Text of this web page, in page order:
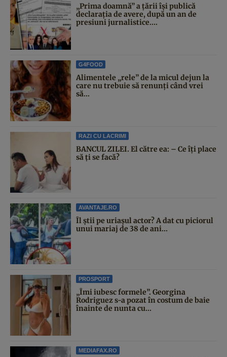
„Prima doamnă” a țării își publică
declarația de avere, după un an de
presiuni jurnalistice....
G4FOOD
Alimentele „rele” de la micul dejun la
care nu trebuie să renunți când vrei
să...
RAZI CU LACRIMI
BANCUL ZILEI. El către ea: – Ce îți place
să ți se facă?
AVANTAJE.RO
Îl știi pe uriașul actor? A dat cu piciorul
unui mariaj de 38 de ani...
PROSPORT
„Îmi iubesc formele”. Georgina
Rodriguez s-a pozat în costum de baie
înainte de nunta cu...
MEDIAFAX.RO